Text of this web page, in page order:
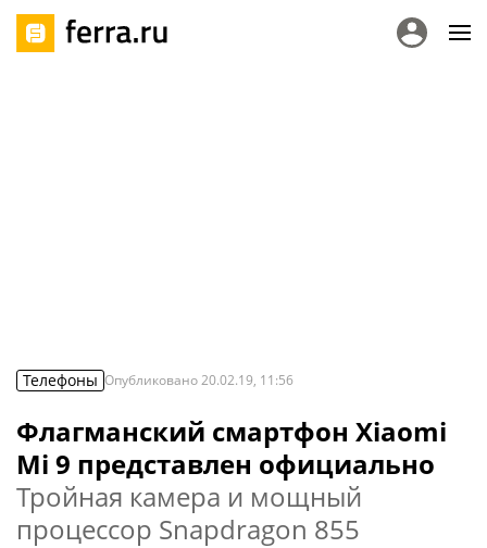
Телефоны Опубликовано20.02.19, 11:56
Флагманский смартфон Xiaomi
Mi 9 представлен официально
Тройная камера и мощный
процессор Snapdragon 855